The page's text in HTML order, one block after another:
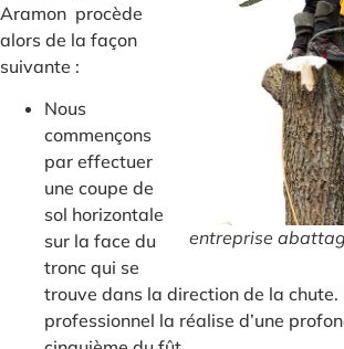
entreprise
Aramon procède
alors de la façon
suivante :
Nous
commençons
par effectuer
une coupe de
sol horizontale
sur la face du
tronc qui se
trouve dans la direction de la chute.
professionnel la réalise d’une